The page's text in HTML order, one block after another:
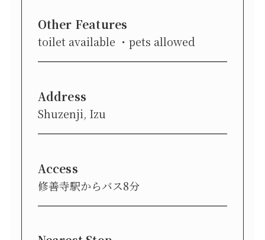
Other Features
toilet available pets allowed
Address
Shuzenji, Izu
Access
修善寺駅からバス8分